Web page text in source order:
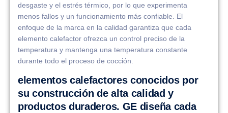
desgaste y el estrés térmico, por lo que experimenta
menos fallos y un funcionamiento más confiable. El
enfoque de la marca en la calidad garantiza que cada
elemento calefactor ofrezca un control preciso de la
temperatura y mantenga una temperatura constante
durante todo el proceso de cocción.
elementos calefactores conocidos por
su construcción de alta calidad y
productos duraderos. GE diseña cada